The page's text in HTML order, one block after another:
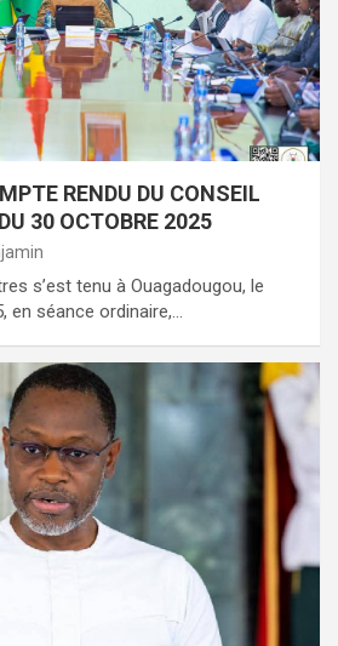
RENDU DU CONSEIL
30 OCTOBRE 2025
s’est tenu à Ouagadougou, le
en séance ordinaire,…